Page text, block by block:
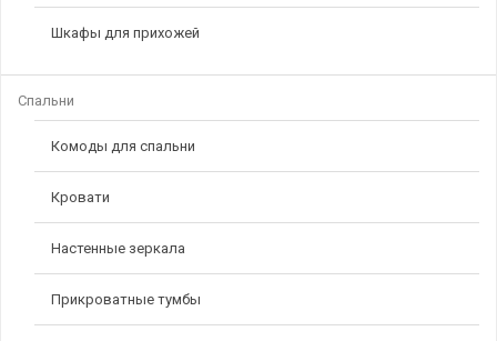
Шкафы для прихожей
Спальни
Комоды для спальни
Кровати
Настенные зеркала
Прикроватные тумбы